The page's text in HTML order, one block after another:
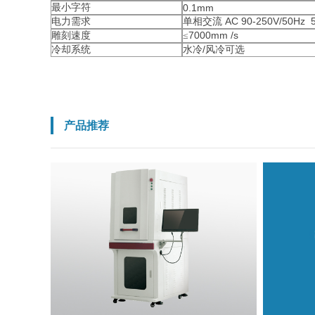
最小字符 0.1mm
电力需求 单相交流 AC 90-250V/50Hz
雕刻速度 ≤7000mm /s
冷却系统 水冷/风冷可选
产品推荐